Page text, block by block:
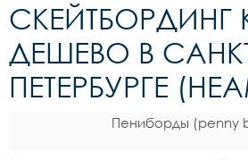
СКЕЙТБОРДИНГ
ДЕШЕВО В
ПЕТЕРБУРГЕ
Пениборды (penny